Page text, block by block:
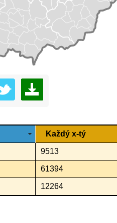
Každý x-tý
9513
61394
12264